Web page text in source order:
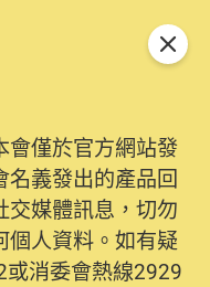
會僅於官方網站發
名義發出的產品回
交媒體訊息，切勿
個人資料。如有疑
消委會熱線2929
關閉